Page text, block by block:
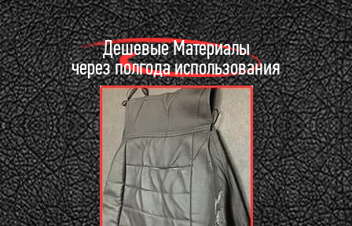
Дешевые Материалы
через полгода использования